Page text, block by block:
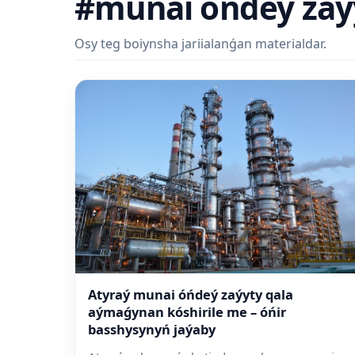
Osy teg boiynsha jariialanǵan materialdar.
Atyraý munai óńdeý zaýyty qala
aýmaǵynan kóshirile me – óńir
basshysynyń jaýaby